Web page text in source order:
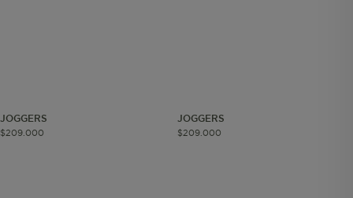
JOGGERS
$209 000
JOGGERS
$209. 000